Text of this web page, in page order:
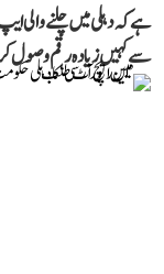
ہے کہ دہلی میں چلنے والی
سے کہیں زیادہ رقم وصول